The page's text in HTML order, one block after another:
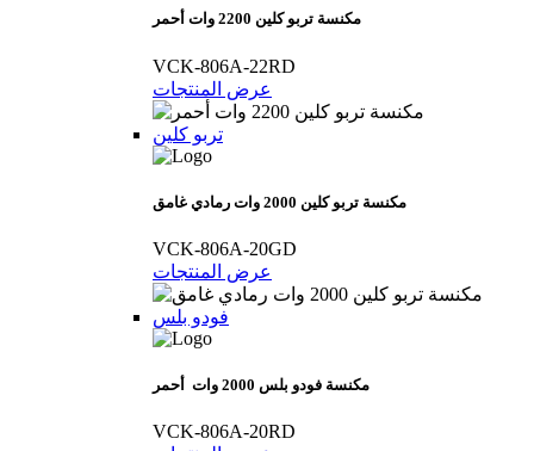
مكنسة تربو كلين 2200 وات أحمر
VCK-806A-22RD
عرض المنتجات
تربو كلين
مكنسة تربو كلين 2000 وات رمادي غامق
VCK-806A-20GD
عرض المنتجات
فودو بلس
مكنسة فودو بلس 2000 وات أحمر
VCK-806A-20RD